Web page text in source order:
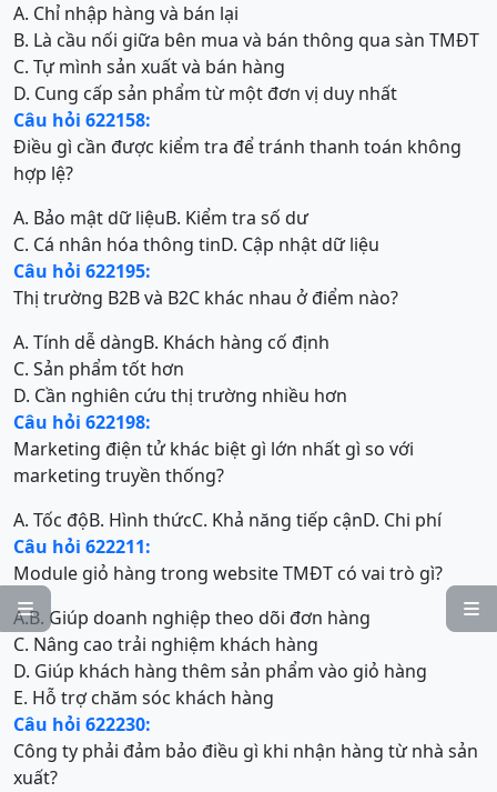


A. Chỉ nhập hàng và bán lại
B. Là cầu nối giữa bên mua và bán thông qua sàn TMĐT
C. Tự mình sản xuất và bán hàng
D. Cung cấp sản phẩm từ một đơn vị duy nhất
Câu hỏi 622158:
Điều gì cần được kiểm tra để tránh thanh toán không
hợp lệ?
A. Bảo mật dữ liệuB. Kiểm tra số dư
C. Cá nhân hóa thông tinD. Cập nhật dữ liệu
Câu hỏi 622195:
Thị trường B2B và B2C khác nhau ở điểm nào?
A. Tính dễ dàngB. Khách hàng cố định
C. Sản phẩm tốt hơn
D. Cần nghiên cứu thị trường nhiều hơn
Câu hỏi 622198:
Marketing điện tử khác biệt gì lớn nhất gì so với
marketing truyền thống?
A. Tốc độB. Hình thứcC. Khả năng tiếp cậnD. Chi phí
Câu hỏi 622211:
Module giỏ hàng trong website TMĐT có vai trò gì?
A.B. Giúp doanh nghiệp theo dõi đơn hàng
C. Nâng cao trải nghiệm khách hàng
D. Giúp khách hàng thêm sản phẩm vào giỏ hàng
E. Hỗ trợ chăm sóc khách hàng
Câu hỏi 622230:
Công ty phải đảm bảo điều gì khi nhận hàng từ nhà sản
xuất?